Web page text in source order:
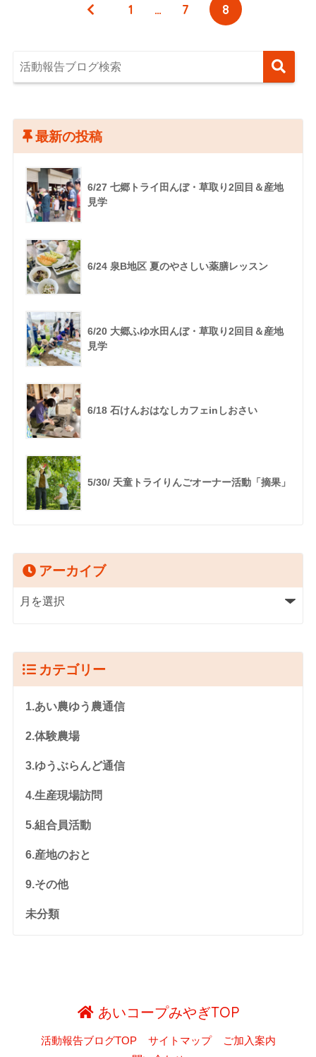
1 … 7 8
最新の投稿
6/27 七郷トライ田んぼ・草取り2回目＆産地
見学
6/24 泉B地区 夏のやさしい薬膳レッスン
6/20 大郷ふゆ水田んぼ・草取り2回目＆産地
見学
6/18 石けんおはなしカフェinしおさい
5/30/ 天童トライりんごオーナー活動「摘果」
アーカイブ
カテゴリー
1.あい農ゆう農通信
2.体験農場
3.ゆうぶらんど通信
4.生産現場訪問
5.組合員活動
6.産地のおと
9.その他
未分類
あいコープみやぎTOP
活動報告ブログTOP サイトマップ
ご加入案内